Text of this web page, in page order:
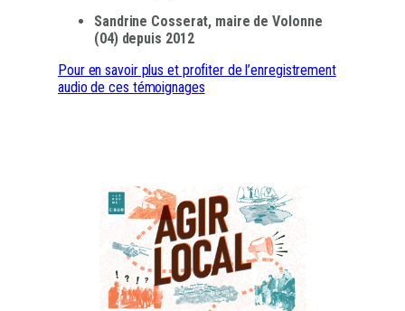
Sandrine Cosserat, maire de Volonne
(04) depuis 2012
Pour en savoir plus et profiter de l’enregistrement
audio de ces témoignages